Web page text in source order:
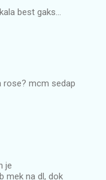
best gaks...
rose? mcm sedap
je
mek na dl, dok